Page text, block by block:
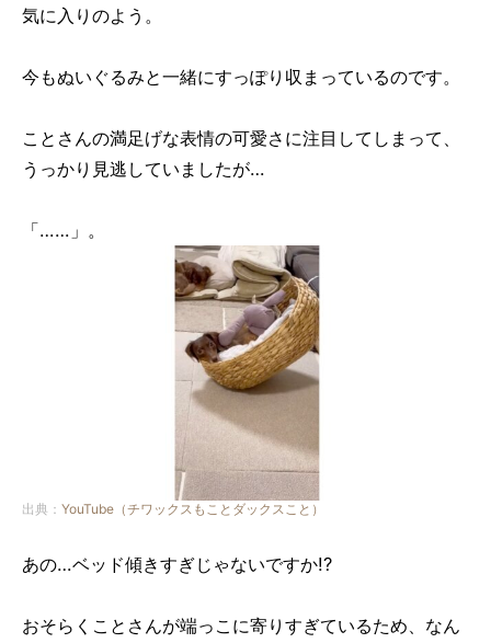
気に入りのよう。
今もぬいぐるみと一緒にすっぽり収まっているのです。
ことさんの満足げな表情の可愛さに注目してしまって、
うっかり見逃していましたが…
「……」。
出典： YouTube（チワックスもことダックスこと）
あの…ベッド傾きすぎじゃないですか!?
おそらくことさんが端っこに寄りすぎているため、なん